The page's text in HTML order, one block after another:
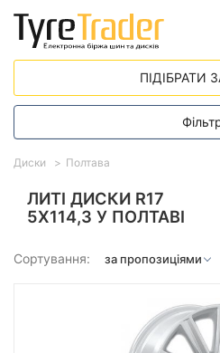
ЛИТІ ДИСКИ R17
5X114,3 У ПОЛТАВІ
Сортування:
Диски Полтава
ПІДІБРАТИ
Діапазон цін
від